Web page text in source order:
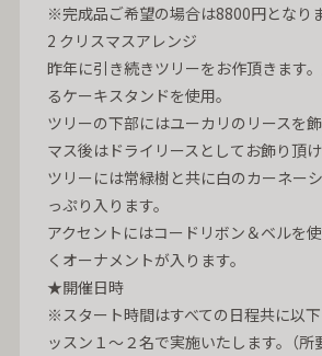
※完成品ご希望の場合は8800円となりま
2 クリスマスアレンジ
昨年に引き続きツリーをお作頂きます
るケーキスタンドを使用。
ツリーの下部にはユーカリのリースを飾
マス後はドライリースとしてお飾り頂け
ツリーには常緑樹と共に白のカーネー
っぷり入ります。
アクセントにはコードリボン＆ベルを
くオーナメントが入ります。
★開催日時
※スタート時間はすべての日程共に以
ッスン１～２名で実施いたします。（所